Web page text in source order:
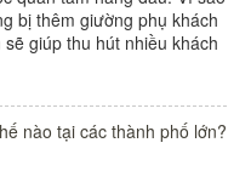
bị thêm giường phụ khách
sẽ giúp thu hút nhiều khách
phụ khách sạn
nào tại các thành phố lớn?